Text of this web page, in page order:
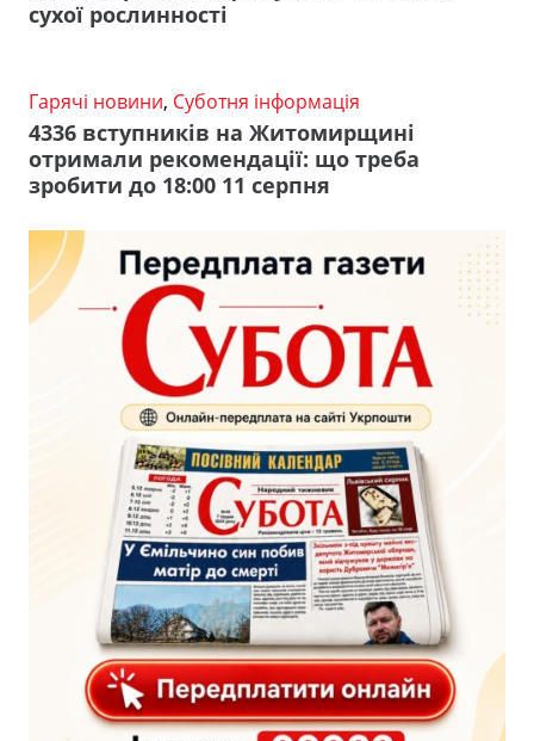
сухої рослинності
Гарячі новини, Суботня інформація
4336 вступників на Житомирщині
отримали рекомендації: що треба
зробити до 18:00 11 серпня